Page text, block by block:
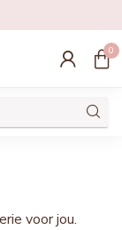
0
voor jou.